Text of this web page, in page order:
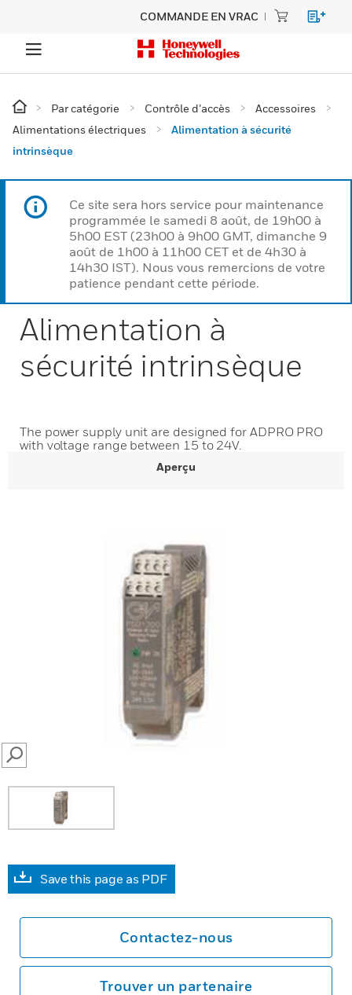
COMMANDE EN VRAC
Par catégorie Contrôle d’accès
Accessoires
Alimentations électriques
Alimentation à sécurité
intrinsèque
Ce site sera hors service pour maintenance
programmée le samedi 8 août, de 19h00 à
5h00 EST (23h00 à 9h00 GMT, dimanche 9
août de 1h00 à 11h00 CET et de 4h30 à
14h30 IST). Nous vous remercions de votre
patience pendant cette période.
Alimentation à
sécurité intrinsèque
The power supply unit are designed for ADPRO PRO
with voltage range between 15 to 24V.
Aperçu
SEARCH
Save this page as PDF
Contactez-nous
Trouver un partenaire